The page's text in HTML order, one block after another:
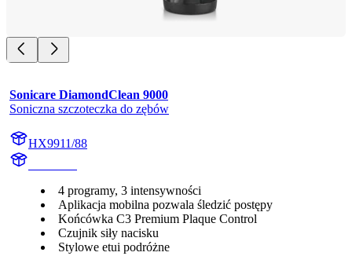
Sonicare DiamondClean 9000
Soniczna szczoteczka do zębów
HX9911/88
4 programy, 3 intensywności
Aplikacja mobilna pozwala śledzić postępy
Końcówka C3 Premium Plaque Control
Czujnik siły nacisku
Stylowe etui podróżne